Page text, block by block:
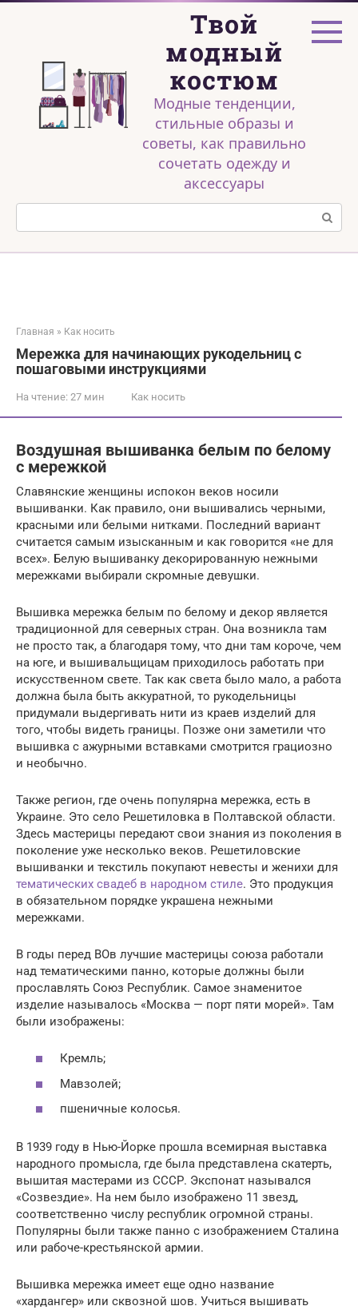
Перейти
Твой
модный
костюм
Модные тенденции,
стильные образы и
советы, как правильно
сочетать одежду и
аксессуары
Поиск:
Главная » Как носить
Мережка для начинающих рукодельниц с
пошаговыми инструкциями
На чтение: 27 мин Как носить
Воздушная вышиванка белым по белому
с мережкой
Славянские женщины испокон веков носили
вышиванки. Как правило, они вышивались черными,
красными или белыми нитками. Последний вариант
считается самым изысканным и как говорится «не для
всех». Белую вышиванку декорированную нежными
мережками выбирали скромные девушки.
Вышивка мережка белым по белому и декор является
традиционной для северных стран. Она возникла там
не просто так, а благодаря тому, что дни там короче, чем
на юге, и вышивальщицам приходилось работать при
искусственном свете. Так как света было мало, а работа
должна была быть аккуратной, то рукодельницы
придумали выдергивать нити из краев изделий для
того, чтобы видеть границы. Позже они заметили что
вышивка с ажурными вставками смотрится грациозно
и необычно.
Также регион, где очень популярна мережка, есть в
Украине. Это село Решетиловка в Полтавской области.
Здесь мастерицы передают свои знания из поколения в
поколение уже несколько веков. Решетиловские
вышиванки и текстиль покупают невесты и женихи для
тематических свадеб в народном стиле. Это продукция
в обязательном порядке украшена нежными
мережками.
В годы перед ВОв лучшие мастерицы союза работали
над тематическими панно, которые должны были
прославлять Союз Республик. Самое знаменитое
изделие называлось «Москва — порт пяти морей». Там
были изображены:
Кремль;
Мавзолей;
пшеничные колосья.
В 1939 году в Нью-Йорке прошла всемирная выставка
народного промысла, где была представлена скатерть,
вышитая мастерами из СССР. Экспонат назывался
«Созвездие». На нем было изображено 11 звезд,
соответственно числу республик огромной страны.
Популярны были также панно с изображением Сталина
или рабоче-крестьянской армии.
Вышивка мережка имеет еще одно название
«хардангер» или сквозной шов. Учиться вышивать